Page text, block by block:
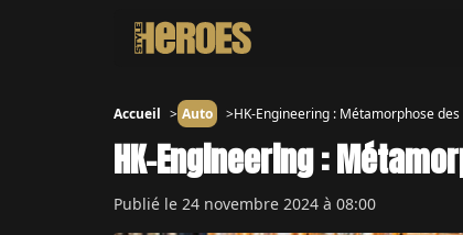
Accueil Auto HK-Engineering : Métamorphose
HK-Engineering :
Publié le 24 novembre 2024 à 08:00